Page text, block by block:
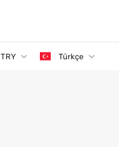
TRY Türkçe